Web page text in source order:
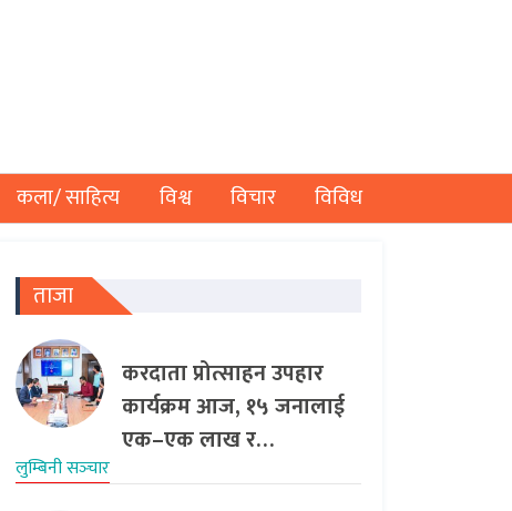
कला/ साहित्य विश्व विचार विविध
ताजा
करदाता प्रोत्साहन उपहार
कार्यक्रम आज, १५ जनालाई
एक–एक लाख र…
लुम्बिनी सञ्‍चार